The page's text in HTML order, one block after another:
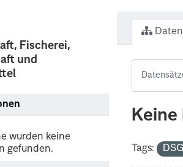
Fischerei,
und
wurden keine
gefunden.
Tags: